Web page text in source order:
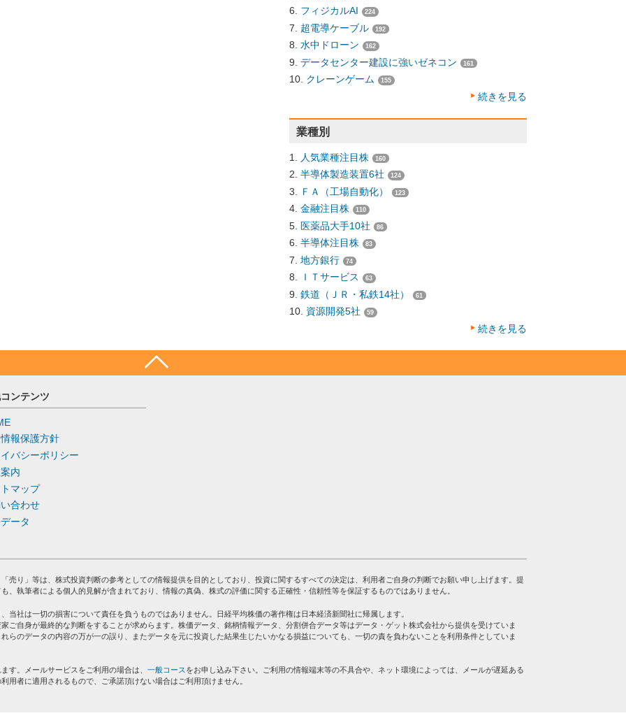
フィジカルAI 224
超電導ケーブル 192
水中ドローン 162
データセンター建設に強いゼネコン 161
クレーンゲーム 155
続きを見る
業種別
人気業種注目株 160
半導体製造装置6社 124
ＦＡ（工場自動化） 123
金融注目株 110
医薬品大手10社 86
半導体注目株 83
地方銀行 74
ＩＴサービス 63
鉄道（ＪＲ・私鉄14社） 61
資源開発5社 59
続きを見る
ンテンツ
報保護方針
バシーポリシー
内
マップ
合わせ
ータ
売り」等は、株式投資判断の参考としての情報提供を目的としており、投資に関するすべての決定は、利用者ご自身の判断でお願い申し上げます。提
、執筆者による個人的見解が含まれており、情報の真偽、株式の評価に関する正確性・信頼性等を保証するものではありません。
当社は一切の損害について責任を負うものではありません。日経平均株価の著作権は日本経済新聞社に帰属します。
ご自身が最終的な判断をすることが求めらます。株価データ、銘柄情報データ、分割併合データ等はデータ・ゲット株式会社から提供を受けていま
らのデータの内容の万が一の誤り、またデータを元に投資した結果生じたいかなる損益についても、一切の責を負わないことを利用条件としていま
す。メールサービスをご利用の場合は、 一般コースをお申し込み下さい。ご利用の情報端末等の不具合や、ネット環境によっては、メールが遅延ある
用者に適用されるもので、ご承諾頂けない場合はご利用頂けません。